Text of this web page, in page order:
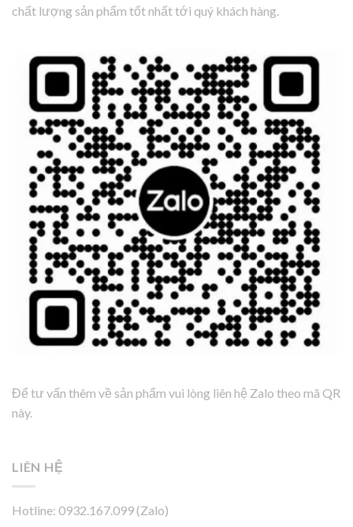
chất lượng sản phẩm tốt nhất tới quý khách hàng.
Để tư vấn thêm về sản phẩm vui lòng liên hệ Zalo theo mã QR
này.
LIÊN HỆ
Hotline: 0932.167.099 (Zalo)